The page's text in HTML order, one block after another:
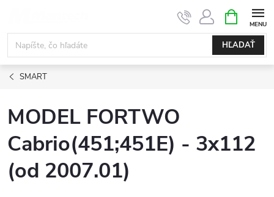
obsah
HĽADAŤ
KOŠÍK
SMART
MODEL FORTWO
Cabrio(451;451E) - 3x112
(od 2007.01)